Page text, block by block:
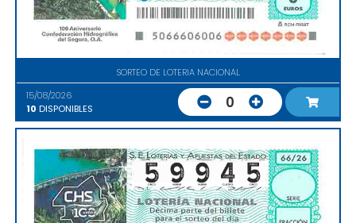
SORTEO DE LOTERIA NACIONAL
15/08/2026
10 DISPONIBLES 0